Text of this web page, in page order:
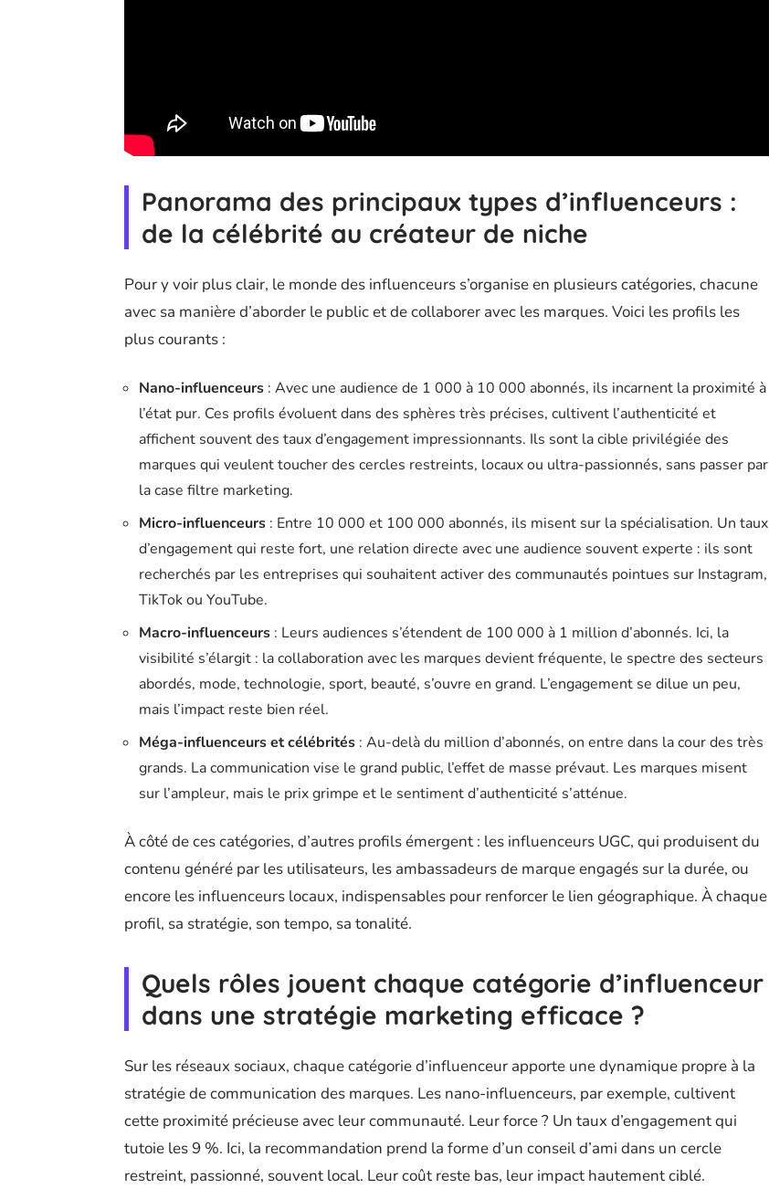
Panorama des principaux types d’influenceurs :
de la célébrité au créateur de niche
Pour y voir plus clair, le monde des influenceurs s’organise en plusieurs catégories, chacune
avec sa manière d’aborder le public et de collaborer avec les marques. Voici les profils les
plus courants :
Nano-influenceurs : Avec une audience de 1 000 à 10 000 abonnés, ils incarnent la proximité à
l’état pur. Ces profils évoluent dans des sphères très précises, cultivent l’authenticité et
affichent souvent des taux d’engagement impressionnants. Ils sont la cible privilégiée des
marques qui veulent toucher des cercles restreints, locaux ou ultra-passionnés, sans passer par
la case filtre marketing.
Micro-influenceurs : Entre 10 000 et 100 000 abonnés, ils misent sur la spécialisation. Un taux
d’engagement qui reste fort, une relation directe avec une audience souvent experte : ils sont
recherchés par les entreprises qui souhaitent activer des communautés pointues sur Instagram,
TikTok ou YouTube.
Macro-influenceurs : Leurs audiences s’étendent de 100 000 à 1 million d’abonnés. Ici, la
visibilité s’élargit : la collaboration avec les marques devient fréquente, le spectre des secteurs
abordés, mode, technologie, sport, beauté, s’ouvre en grand. L’engagement se dilue un peu,
mais l’impact reste bien réel.
Méga-influenceurs et célébrités : Au-delà du million d’abonnés, on entre dans la cour des très
grands. La communication vise le grand public, l’effet de masse prévaut. Les marques misent
sur l’ampleur, mais le prix grimpe et le sentiment d’authenticité s’atténue.
À côté de ces catégories, d’autres profils émergent : les influenceurs UGC, qui produisent du
contenu généré par les utilisateurs, les ambassadeurs de marque engagés sur la durée, ou
encore les influenceurs locaux, indispensables pour renforcer le lien géographique. À chaque
profil, sa stratégie, son tempo, sa tonalité.
Quels rôles jouent chaque catégorie d’influenceur
dans une stratégie marketing efficace ?
Sur les réseaux sociaux, chaque catégorie d’influenceur apporte une dynamique propre à la
stratégie de communication des marques. Les nano-influenceurs, par exemple, cultivent
cette proximité précieuse avec leur communauté. Leur force ? Un taux d’engagement qui
tutoie les 9 %. Ici, la recommandation prend la forme d’un conseil d’ami dans un cercle
restreint, passionné, souvent local. Leur coût reste bas, leur impact hautement ciblé.